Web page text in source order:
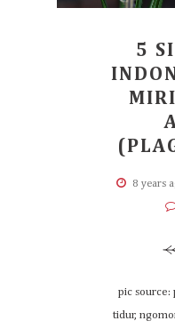
5
8 years
pic source:
tidur,